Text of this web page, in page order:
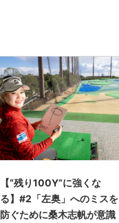
【“残り100Y”に強くな
る】#2「左奥」へのミスを
防ぐために桑木志帆が意識